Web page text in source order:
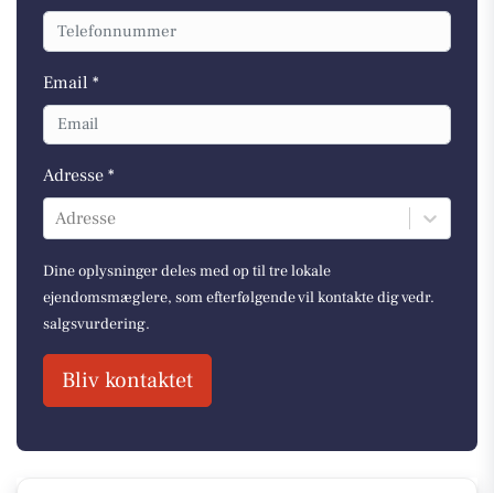
Email *
Adresse *
Adresse
Dine oplysninger deles med op til tre lokale
ejendomsmæglere, som efterfølgende vil kontakte dig vedr.
salgsvurdering.
Bliv kontaktet